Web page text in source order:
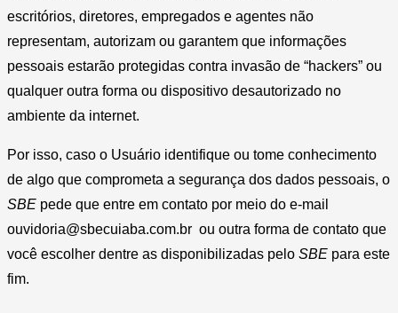
escritórios, diretores, empregados e agentes não
representam, autorizam ou garantem que informações
pessoais estarão protegidas contra invasão de “hackers” ou
qualquer outra forma ou dispositivo desautorizado no
ambiente da internet.
Por isso, caso o Usuário identifique ou tome conhecimento
de algo que comprometa a segurança dos dados pessoais, o
SBE pede que entre em contato por meio do e-mail
ouvidoria@sbecuiaba.com.br ou outra forma de contato que
você escolher dentre as disponibilizadas pelo SBE para este
fim.